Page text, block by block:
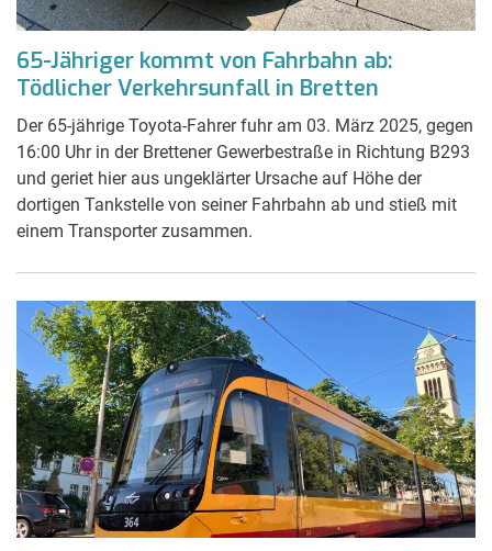
65-Jähriger kommt von Fahrbahn ab:
Tödlicher Verkehrsunfall in Bretten
Der 65-jährige Toyota-Fahrer fuhr am 03. März 2025, gegen
16:00 Uhr in der Brettener Gewerbestraße in Richtung B293
und geriet hier aus ungeklärter Ursache auf Höhe der
dortigen Tankstelle von seiner Fahrbahn ab und stieß mit
einem Transporter zusammen.